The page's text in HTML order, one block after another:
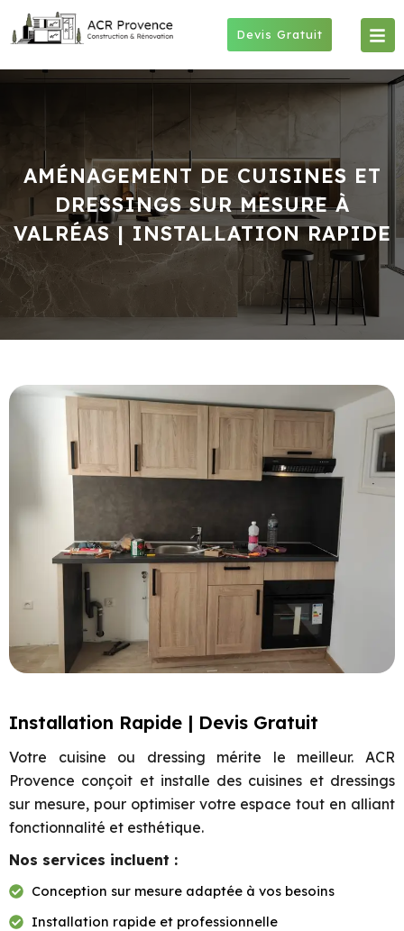
Devis Gratuit
AMÉNAGEMENT DE CUISINES ET
DRESSINGS SUR MESURE À
VALRÉAS | INSTALLATION RAPIDE
Installation Rapide | Devis Gratuit
Votre cuisine ou dressing mérite le meilleur. ACR
Provence conçoit et installe des cuisines et dressings
sur mesure, pour optimiser votre espace tout en alliant
fonctionnalité et esthétique.
Nos services incluent :
Conception sur mesure adaptée à vos besoins
Installation rapide et professionnelle